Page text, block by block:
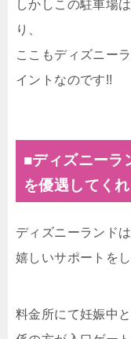
しかしこの駐車場
り、
ここもディズニー
イントなのです!!
■ディズニーラ
を優遇してく
ディズニーランド
嬉しいサポートを
料金所にて妊娠中